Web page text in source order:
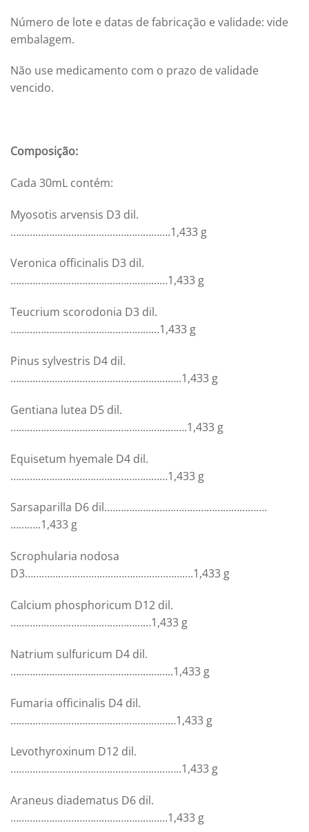
Número de lote e datas de fabricação e validade: vide
embalagem.
Não use medicamento com o prazo de validade
vencido.
Composição:
Cada 30mL contém:
Myosotis arvensis D3 dil.
………………………………………………….1,433 g
Veronica officinalis D3 dil.
…………………………………………………1,433 g
Teucrium scorodonia D3 dil.
………………………………………………1,433 g
Pinus sylvestris D4 dil.
……………………………………………………..1,433 g
Gentiana lutea D5 dil.
……………………………………………………….1,433 g
Equisetum hyemale D4 dil.
…………………………………………………1,433 g
Sarsaparilla D6 dil.………………………………………………….
………..1,433 g
Scrophularia nodosa
D3…………………………………………………….1,433 g
Calcium phosphoricum D12 dil.
……………………………………………1,433 g
Natrium sulfuricum D4 dil.
…………………………………………………..1,433 g
Fumaria officinalis D4 dil.
……………………………………………………1,433 g
Levothyroxinum D12 dil.
……………………………………………………..1,433 g
Araneus diadematus D6 dil.
…………………………………………………1,433 g